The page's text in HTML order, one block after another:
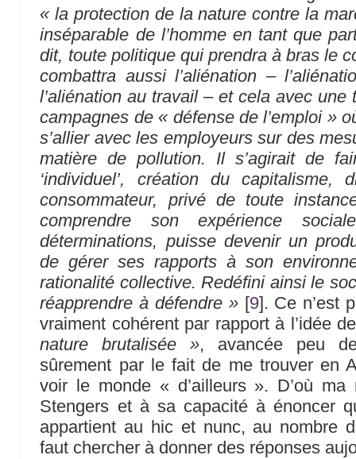
« la protection de la nature contre la
inséparable de l’homme en tant que
dit, toute politique qui prendra à bras le
combattra aussi l’aliénation –
l’aliénation au travail – et cela avec
campagnes de « défense de l’emploi »
s’allier avec les employeurs sur des
matière de pollution. Il s’agirait de
‘individuel’, création du capitalisme,
consommateur, privé de toute
comprendre son expérience
déterminations, puisse devenir un
de gérer ses rapports à son
rationalité collective. Redéfini ainsi le
réapprendre à défendre »[9] . Ce n’est
vraiment cohérent par rapport à l’idée
nature brutalisée », avancée peu
sûrement par le fait de me trouver en
voir le monde « d’ailleurs ». D’où ma
Stengers et à sa capacité à énoncer
appartient au hic et nunc, au nombre
faut chercher à donner des réponses